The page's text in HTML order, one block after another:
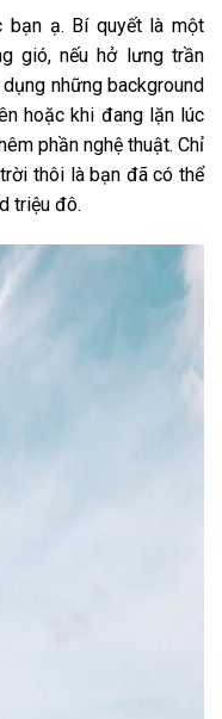
bạn ạ. Bí quyết là một
gió, nếu hở lưng trần
những background
hoặc khi đang lặn lúc
phần nghệ thuật. Chỉ
thôi là bạn đã có thể
triệu đô.